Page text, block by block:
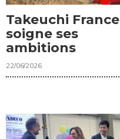
Takeuchi France
soigne ses
ambitions
22/06/2026